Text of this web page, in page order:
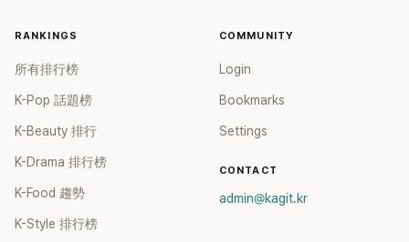
RANKINGS
所有排行榜
K-Pop 話題榜
K-Beauty 排行
K-Drama 排行榜
K-Food 趨勢
K-Style 排行榜
COMMUNITY
Login
Bookmarks
Settings
CONTACT
admin@kagit.kr